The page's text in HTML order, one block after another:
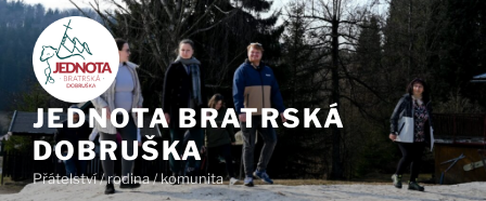
Přejít
obsahu
webu
JEDNOTA BRATRSKÁ
DOBRUŠKA
Přátelství / rodina / komunita